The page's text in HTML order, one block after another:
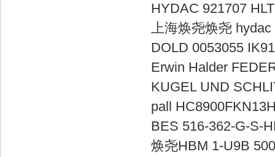
HYDAC
上海焕尧焕尧
DOLD
Erwin Halder
KUGEL
pall
BES 516-
焕尧HBM